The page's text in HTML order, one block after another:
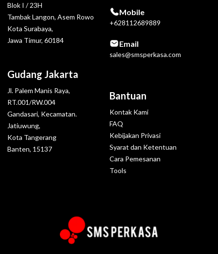
Blok I / 23H
Tambak Langon, Asem Rowo
Kota Surabaya,
Jawa Timur, 60184
Gudang Jakarta
Jl. Palem Manis Raya,
RT.001/RW.004
Gandasari, Kecamatan.
Jatiuwung,
Kota Tangerang
Banten, 15137
Mobile
+628112689889
Email
sales@smsperkasa.com
Bantuan
Kontak Kami
FAQ
Kebijakan Privasi
Syarat dan Ketentuan
Cara Pemesanan
Tools